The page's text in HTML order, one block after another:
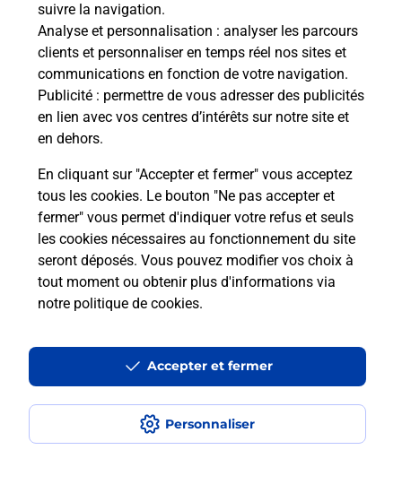
suivre la navigation.
Analyse et personnalisation : analyser les parcours
clients et personnaliser en temps réel nos sites et
communications en fonction de votre navigation.
Publicité : permettre de vous adresser des publicités
en lien avec vos centres d’intérêts sur notre site et
en dehors.
En cliquant sur "Accepter et fermer" vous acceptez
tous les cookies. Le bouton "Ne pas accepter et
fermer" vous permet d'indiquer votre refus et seuls
les cookies nécessaires au fonctionnement du site
seront déposés. Vous pouvez modifier vos choix à
tout moment ou obtenir plus d'informations via
notre politique de cookies.
Personnaliser
Accepter et fermer
Prochaine collecte du courrier
09h00
1185 Route De Flouville
28270
Montigny Sur Avre
Itinéraire
Localiser Liste Boîtes aux lettres
Eure-et-Loir
Montigny Sur Avre
Accessibilité : partiellement conforme
Conditions contractuelles
Mentions légales